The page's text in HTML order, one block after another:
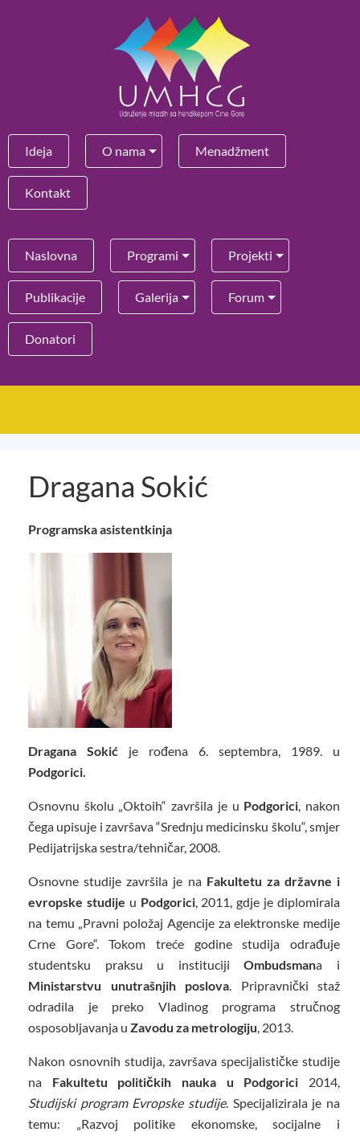
Ideja O nama Menadžment
Kontakt
Naslovna Programi Projekti
Publikacije Galerija Forum
Donatori
Dragana Sokić
Programska asistentkinja
Dragana Sokić je rođena 6. septembra, 1989. u
Podgorici.
Osnovnu školu „Oktoih“ završila je u Podgorici, nakon
čega upisuje i završava “Srednju medicinsku školu“, smjer
Pedijatrijska sestra/tehničar, 2008.
Osnovne studije završila je na Fakultetu za državne i
evropske studije u Podgorici, 2011, gdje je diplomirala
na temu „Pravni položaj Agencije za elektronske medije
Crne Gore“. Tokom treće godine studija odrađuje
studentsku praksu u institucijiOmbudsmana i
Ministarstvu unutrašnjih poslova. Pripravnički staž
odradila je preko Vladinog programa stručnog
osposobljavanja u Zavodu za metrologiju, 2013.
Nakon osnovnih studija, završava specijalističke studije
na Fakultetu političkih nauka u Podgorici 2014,
Studijski program Evropske studije. Specijalizirala je na
temu: „Razvoj politike ekonomske, socijalne i